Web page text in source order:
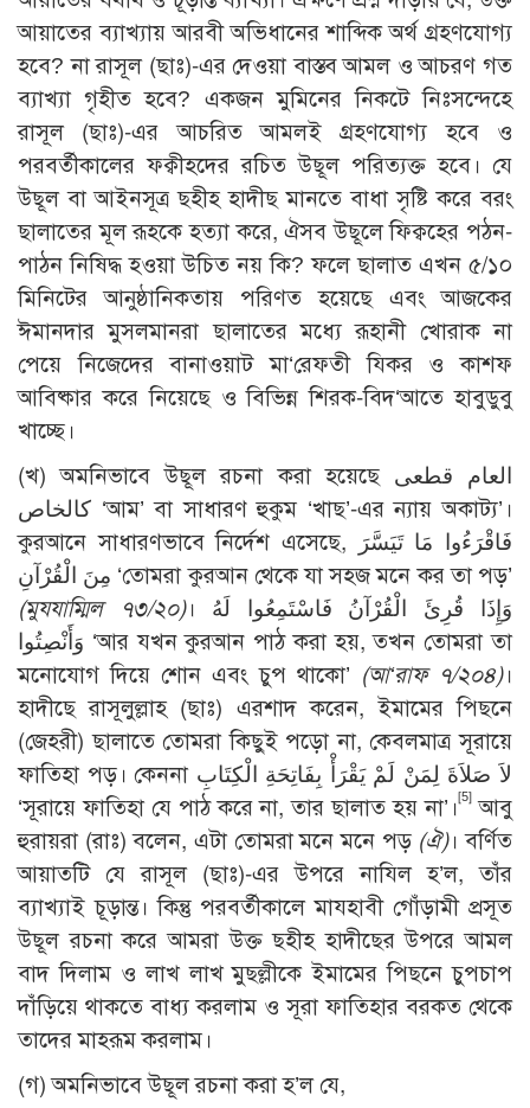
আয়াতের ব্যাখ্যায় আরবী অভিধানের শাব্দিক অর্থ গ্রহণযোগ্য
হবে? না রাসূল (ছাঃ)-এর দেওয়া বাস্তব আমল ও আচরণ গত
ব্যাখ্যা গৃহীত হবে? একজন মুমিনের নিকটে নিঃসন্দেহে
রাসূল (ছাঃ)-এর আচরিত আমলই গ্রহণযোগ্য হবে ও
পরবর্তীকালের ফক্বীহদের রচিত উছূল পরিত্যক্ত হবে। যে
উছূল বা আইনসূত্র ছহীহ হাদীছ মানতে বাধা সৃষ্টি করে বরং
ছালাতের মূল রূহকে হত্যা করে, ঐসব উছূলে ফিক্বহের পঠন-
পাঠন নিষিদ্ধ হওয়া উচিত নয় কি? ফলে ছালাত এখন ৫/১০
মিনিটের আনুষ্ঠানিকতায় পরিণত হয়েছে এবং আজকের
ঈমানদার মুসলমানরা ছালাতের মধ্যে রূহানী খোরাক না
পেয়ে নিজেদের বানাওয়াট মা‘রেফতী যিকর ও কাশফ
আবিষ্কার করে নিয়েছে ও বিভিন্ন শিরক-বিদ‘আতে হাবুডুবু
খাচ্ছে।
(খ) অমনিভাবে উছূল রচনা করা হয়েছে العام قطعى
كالخاص ‘আম’ বা সাধারণ হুকুম ‘খাছ’-এর ন্যায় অকাট্য’।
কুরআনে সাধারণভাবে নির্দেশ এসেছে, فَاقْرَءُوا مَا تَيَسَّرَ
مِنَ الْقُرْآنِ ‘তোমরা কুরআন থেকে যা সহজ মনে কর তা পড়’
(মুযযাম্মিল ৭৩/২০)। وَإِذَا قُرِئَ الْقُرْآنُ فَاسْتَمِعُوا لَهُ
وَأَنْصِتُوا ‘আর যখন কুরআন পাঠ করা হয়, তখন তোমরা তা
মনোযোগ দিয়ে শোন এবং চুপ থাকো’ (আ‘রাফ ৭/২০৪)।
হাদীছে রাসূলুল্লাহ (ছাঃ) এরশাদ করেন, ইমামের পিছনে
(জেহরী) ছালাতে তোমরা কিছুই পড়ো না, কেবলমাত্র সূরায়ে
ফাতিহা পড়। কেননা لاَ صَلاَةَ لِمَنْ لَمْ يَقْرَأْ بِفَاتِحَةِ الْكِتَابِ
‘সূরায়ে ফাতিহা যে পাঠ করে না, তার ছালাত হয় না’।[5] আবু
হুরায়রা (রাঃ) বলেন, এটা তোমরা মনে মনে পড় (ঐ)। বর্ণিত
আয়াতটি যে রাসূল (ছাঃ)-এর উপরে নাযিল হ’ল, তাঁর
ব্যাখ্যাই চূড়ান্ত। কিন্তু পরবর্তীকালে মাযহাবী গোঁড়ামী প্রসূত
উছূল রচনা করে আমরা উক্ত ছহীহ হাদীছের উপরে আমল
বাদ দিলাম ও লাখ লাখ মুছল্লীকে ইমামের পিছনে চুপচাপ
দাঁড়িয়ে থাকতে বাধ্য করলাম ও সূরা ফাতিহার বরকত থেকে
তাদের মাহরূম করলাম।
(গ) অমনিভাবে উছূল রচনা করা হ’ল যে,